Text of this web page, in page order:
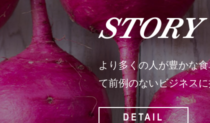
STORY
より多くの人が豊かな
て前例のないビジネス
DETAIL